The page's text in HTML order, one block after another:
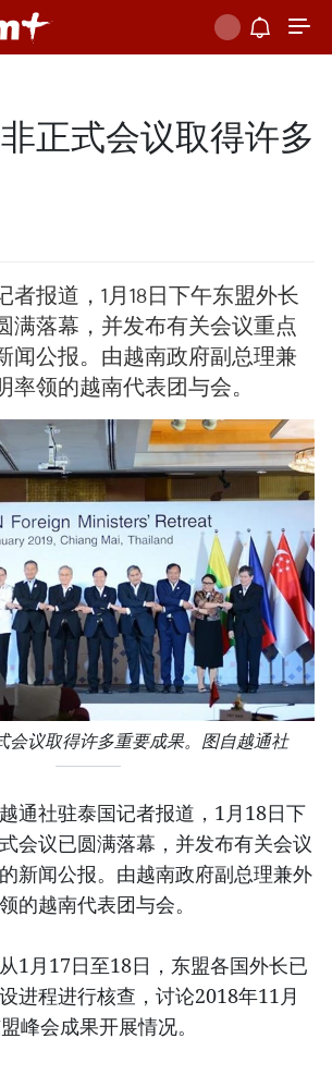
正式会议取得许多
者报道，1月18日下午东盟外长
满落幕，并发布有关会议重点
闻公报。由越南政府副总理兼
率领的越南代表团与会。
会议取得许多重要成果。图自越通社
社驻泰国记者报道，1月18日下
会议已圆满落幕，并发布有关会议
新闻公报。由越南政府副总理兼外
的越南代表团与会。
1月17日至18日，东盟各国外长已
进程进行核查，讨论2018年11月
峰会成果开展情况。